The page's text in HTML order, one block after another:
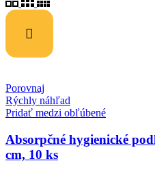
Porovnaj
Rýchly náhľad
Pridať medzi obľúbené
Absorpčné hygienické
cm, 10 ks